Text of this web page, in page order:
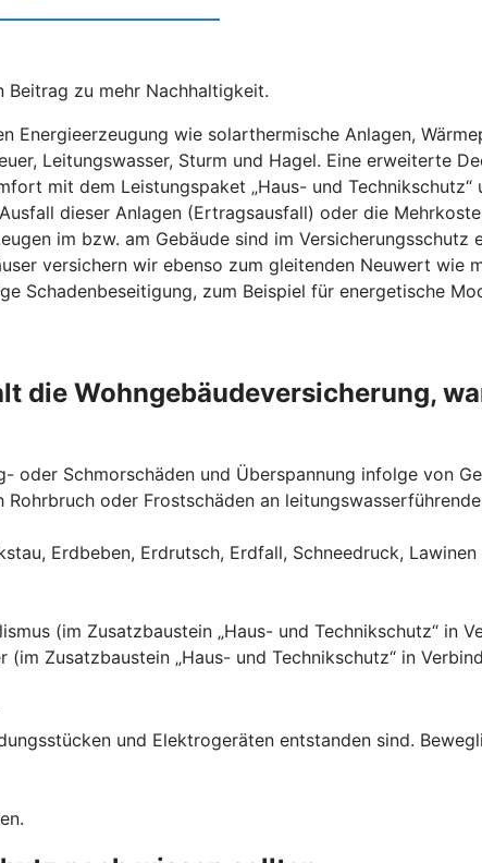
Beitrag zu mehr Nachhaltigkeit.
Energieerzeugung wie solarthermische Anlagen,
Leitungswasser, Sturm und Hagel. Eine erweiterte
mit dem Leistungspaket „Haus- und
dieser Anlagen (Ertragsausfall) oder die
im bzw. am Gebäude sind im Versicherungsschutz
versichern wir ebenso zum gleitenden Neuwert wie
Schadenbeseitigung, zum Beispiel für energetische
die Wohngebäude­versicherung,
oder Schmorschäden und Überspannung infolge von
oder Frostschäden an
Erdbeben, Erdrutsch, Erdfall, Schneedruck,
(im Zusatzbaustein „Haus- und Technikschutz“ in
Zusatzbaustein „Haus- und Technikschutz“ in
und Elektrogeräten entstanden sind.